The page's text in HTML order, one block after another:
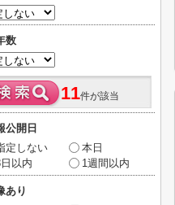
数
11件が該当
公開日
定しない
本日
以内
1週間以内
あり